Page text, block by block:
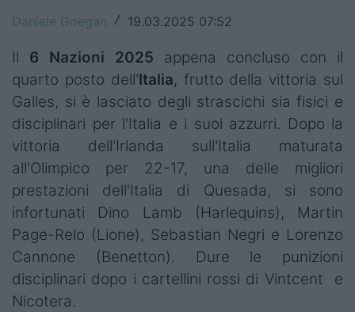
Champions Cup
World Rugby
Rugby World Cup
Super Rugby
Rugby in TV
Mercato
Serie A Elite
Campionati
Daniele Goegan / 19.03.2025 07:52
Il 6 Nazioni 2025 appena concluso con il
quarto posto dell'Italia, frutto della vittoria sul
Galles, si è lasciato degli strascichi sia fisici e
disciplinari per l'Italia e i suoi azzurri. Dopo la
vittoria dell'Irlanda sull'Italia maturata
all'Olimpico per 22-17, una delle migliori
prestazioni dell'Italia di Quesada, si sono
infortunati Dino Lamb (Harlequins), Martin
Page-Relo (Lione), Sebastian Negri e Lorenzo
Cannone (Benetton). Dure le punizioni
disciplinari dopo i cartellini rossi di Vintcent e
Nicotera.